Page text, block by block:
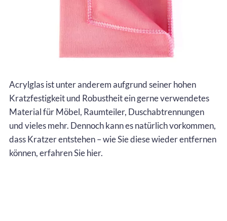
Acrylglas ist unter anderem aufgrund seiner hohen
Kratzfestigkeit und Robustheit ein gerne verwendetes
Material für Möbel, Raumteiler, Duschabtrennungen
und vieles mehr. Dennoch kann es natürlich vorkommen,
dass Kratzer entstehen – wie Sie diese wieder entfernen
können, erfahren Sie hier.